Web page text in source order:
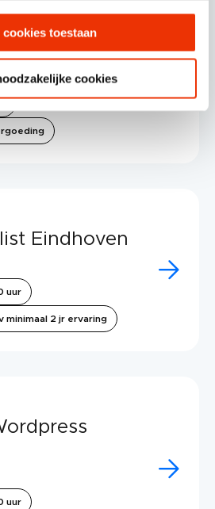
cookies toestaan
cookies
- SEO -
vereist
Eindhoven
uur
minimaal 2 jr ervaring
uur